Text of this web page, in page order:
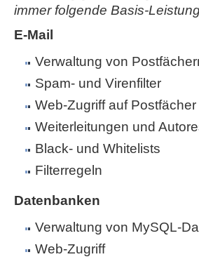
immer folgende Basis-
E-Mail
Verwaltung von
Spam- und Virenfilter
Web-Zugriff auf Postfächer
Weiterleitungen und
Black- und Whitelists
Filterregeln
Datenbanken
Verwaltung von MySQL-
Web-Zugriff